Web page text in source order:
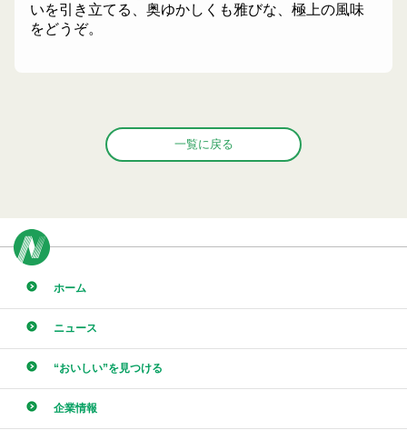
いを引き立てる、奥ゆかしくも雅びな、極上の風味
をどうぞ。
一覧に戻る
ホーム
ニュース
“おいしい”を見つける
企業情報